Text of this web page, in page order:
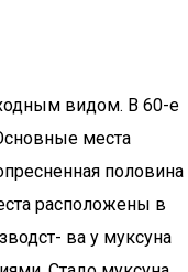
видом. В 60-е
места
половина
расположены в
ва у муксуна